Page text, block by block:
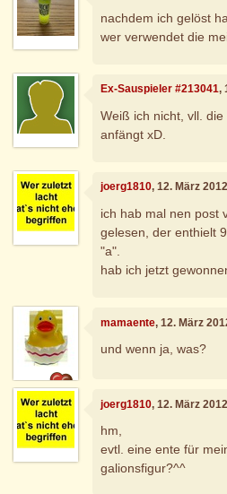
nachdem ich gelöst
wer verwendet die
Ex-Sauspieler #213041,
Weiß ich nicht, vll.
anfängt xD.
joerg1810, 12. März
ich hab mal nen post
gelesen, der enthielt
"a".
hab ich jetzt
mamaente, 12. März
und wenn ja, was?
joerg1810, 12. März
hm,
evtl. eine ente für
galionsfigur?^^